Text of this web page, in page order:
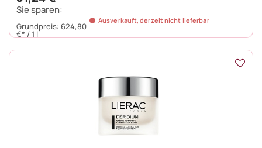
Sie sparen:
Ausverkauft, derzeit nicht lieferbar
Grundpreis: 624,80
€* / 1 l